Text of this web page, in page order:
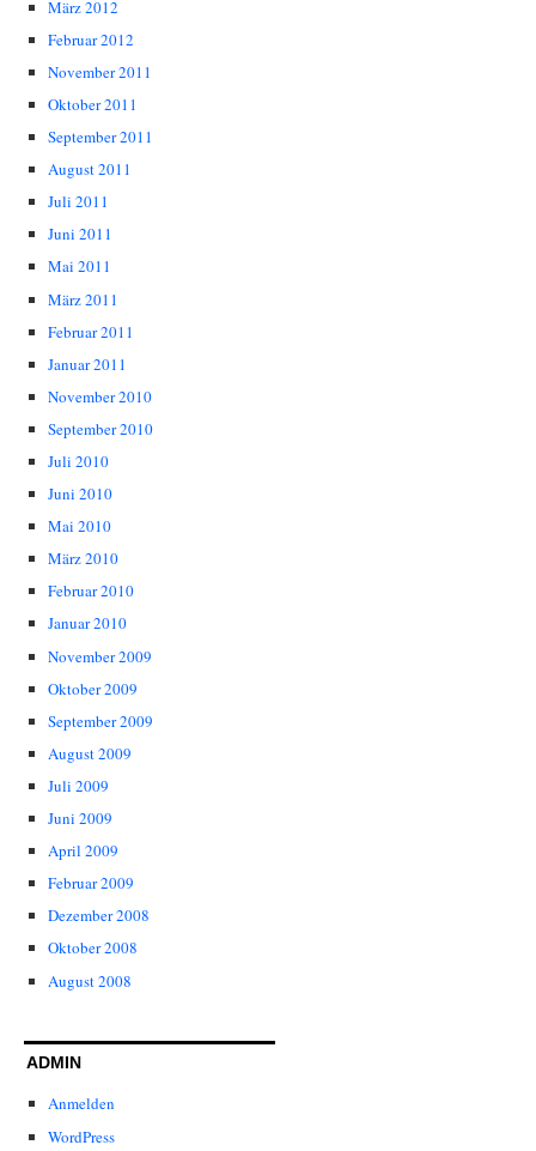
März 2012
Februar 2012
November 2011
Oktober 2011
September 2011
August 2011
Juli 2011
Juni 2011
Mai 2011
März 2011
Februar 2011
Januar 2011
November 2010
September 2010
Juli 2010
Juni 2010
Mai 2010
März 2010
Februar 2010
Januar 2010
November 2009
Oktober 2009
September 2009
August 2009
Juli 2009
Juni 2009
April 2009
Februar 2009
Dezember 2008
Oktober 2008
August 2008
ADMIN
Anmelden
WordPress